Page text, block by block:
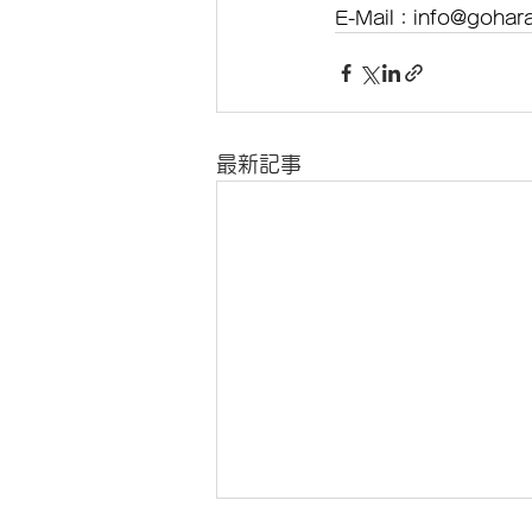
E-Mail：
最新記事